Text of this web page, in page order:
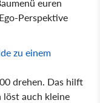
Perspektive
zu einem
drehen. Das hilft
auch kleine